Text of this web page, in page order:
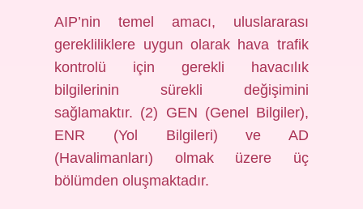
AIP’nin temel amacı, uluslararası
gerekliliklere uygun olarak hava trafik
kontrolü için gerekli havacılık
bilgilerinin sürekli değişimini
sağlamaktır. (2) GEN (Genel Bilgiler),
ENR (Yol Bilgileri) ve AD
(Havalimanları) olmak üzere üç
bölümden oluşmaktadır.